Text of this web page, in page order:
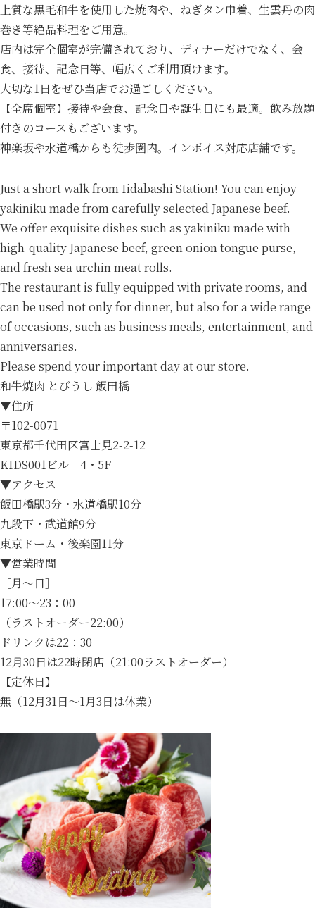
上質な黒毛和牛を使用した焼肉や、ねぎタン巾着、生雲丹の肉
巻き等絶品料理をご用意。
店内は完全個室が完備されており、ディナーだけでなく、会
食、接待、記念日等、幅広くご利用頂けます。
大切な1日をぜひ当店でお過ごしください。
【全席個室】接待や会食、記念日や誕生日にも最適。飲み放題
付きのコースもございます。
神楽坂や水道橋からも徒歩圏内。インボイス対応店舗です。
Just a short walk from Iidabashi Station! You can enjoy
yakiniku made from carefully selected Japanese beef.
We offer exquisite dishes such as yakiniku made with
high-quality Japanese beef, green onion tongue purse,
and fresh sea urchin meat rolls.
The restaurant is fully equipped with private rooms, and
can be used not only for dinner, but also for a wide range
of occasions, such as business meals, entertainment, and
anniversaries.
Please spend your important day at our store.
和牛焼肉 とびうし 飯田橋
▼住所
〒102-0071
東京都千代田区富士見2-2-12
KIDS001ビル 4・5F
▼アクセス
飯田橋駅3分・水道橋駅10分
九段下・武道館9分
東京ドーム・後楽園11分
▼営業時間
［月～日］
17:00～23：00
（ラストオーダー22:00）
ドリンクは22：30
12月30日は22時閉店（21:00ラストオーダー）
【定休日】
無（12月31日～1月3日は休業）